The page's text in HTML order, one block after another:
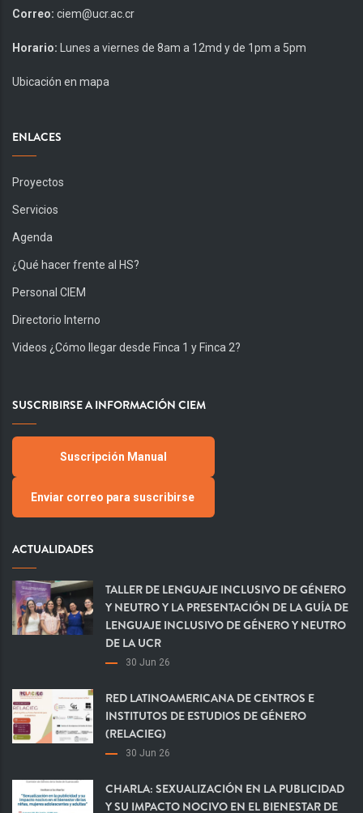
Correo: ciem@ucr.ac.cr
Horario: Lunes a viernes de 8am a 12md y de 1pm a 5pm
Ubicación en mapa
ENLACES
Proyectos
Servicios
Agenda
¿Qué hacer frente al HS?
Personal CIEM
Directorio Interno
Videos ¿Cómo llegar desde Finca 1 y Finca 2?
SUSCRIBIRSE A INFORMACIÓN CIEM
Suscripción Manual
Enviar correo para suscribirse
ACTUALIDADES
TALLER DE LENGUAJE INCLUSIVO DE GÉNERO
Y NEUTRO Y LA PRESENTACIÓN DE LA GUÍA DE
LENGUAJE INCLUSIVO DE GÉNERO Y NEUTRO
DE LA UCR
30 Jun 26
RED LATINOAMERICANA DE CENTROS E
INSTITUTOS DE ESTUDIOS DE GÉNERO
(RELACIEG)
30 Jun 26
CHARLA: SEXUALIZACIÓN EN LA PUBLICIDAD
Y SU IMPACTO NOCIVO EN EL BIENESTAR DE